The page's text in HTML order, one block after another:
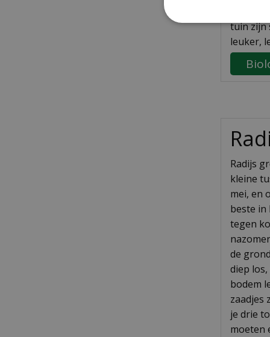
krijgen
tuin zijn
leuker,
Radijs
kleine
mei, en
beste in
tegen
de
diep
bodem
zaadjes
je drie
moeten